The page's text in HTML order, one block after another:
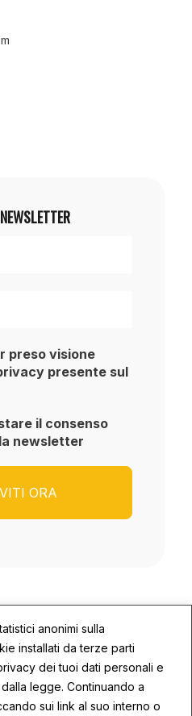
anonimi sulla
installati da terze parti
dei tuoi dati personali e
legge. Continuando a
sui link al suo interno o
preso visione
presente sul
il consenso
newsletter